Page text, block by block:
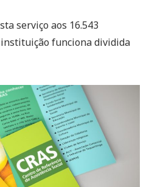
serviço aos 16.543
instituição funciona dividida